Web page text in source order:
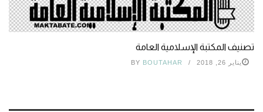
تصنيف المكتبة الإسلامية العامة
يناير 26, 2018 BY BOUTAHAR